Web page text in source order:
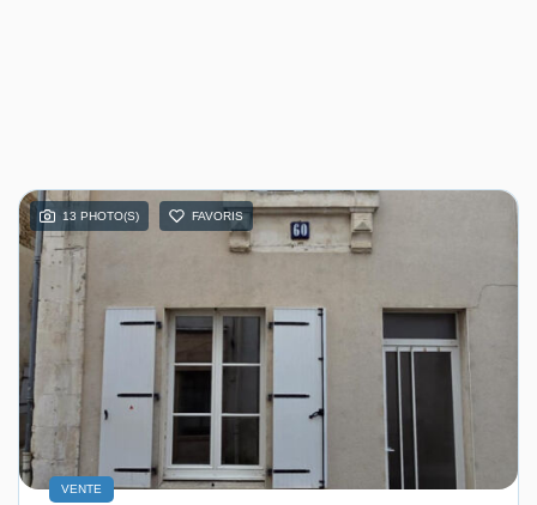
13 PHOTO(S) FAVORIS
VENTE